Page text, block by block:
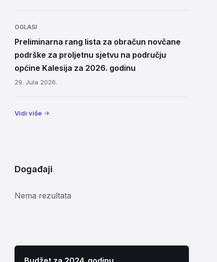
OGLASI
Preliminarna rang lista za obračun novčane
podrške za proljetnu sjetvu na području
općine Kalesija za 2026. godinu
29. Jula 2026.
Vidi više
Događaji
Nema rezultata